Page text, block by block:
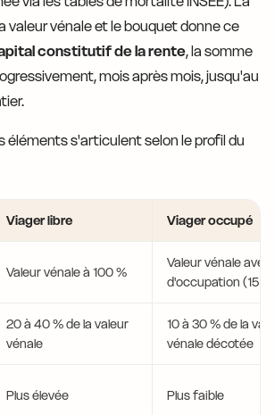
valeur vénale et le bouquet donne ce
constitutif de la rente, la somme
mois après mois, jusqu'au
éléments s'articulent selon le profil du
Viager libre Viager occupé
Valeur vénale à 100 %
Valeur vénale
d'occupation (15 à
20 à 40 % de la valeur
vénale
10 à 30 % de la
vénale décotée
Plus élevée Plus faible